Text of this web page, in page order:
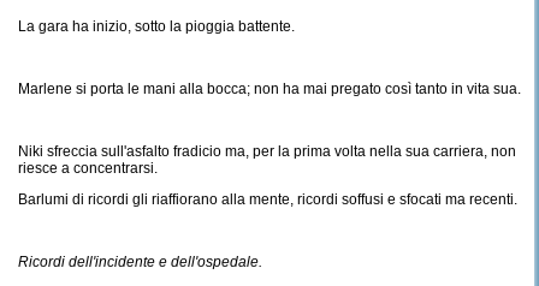
La gara ha inizio, sotto la pioggia battente.
Marlene si porta le mani alla bocca; non ha mai pregato così tanto in vita sua.
Niki sfreccia sull'asfalto fradicio ma, per la prima volta nella sua carriera, non
riesce a concentrarsi.
Barlumi di ricordi gli riaffiorano alla mente, ricordi soffusi e sfocati ma recenti.
Ricordi dell'incidente e dell'ospedale.